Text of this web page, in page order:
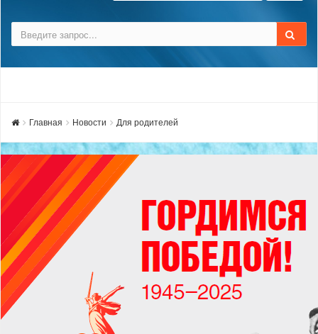
Главная Новости Для родителей